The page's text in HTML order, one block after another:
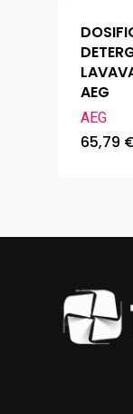
AEG
AEG
65,79